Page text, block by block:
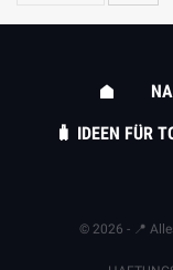
🧳 IDEEN FÜR
© 2026 - 📍